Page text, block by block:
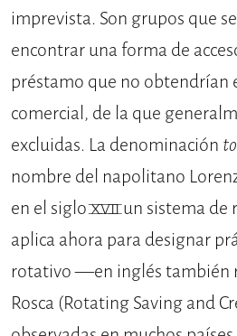
imprevista. Son grupos que
encontrar una forma de
préstamo que no obtendrían
comercial, de la que
excluidas. La denominación
nombre del napolitano
en el siglo XVII un sistema de
aplica ahora para designar
rotativo —en inglés también
Rosca (Rotating Saving and